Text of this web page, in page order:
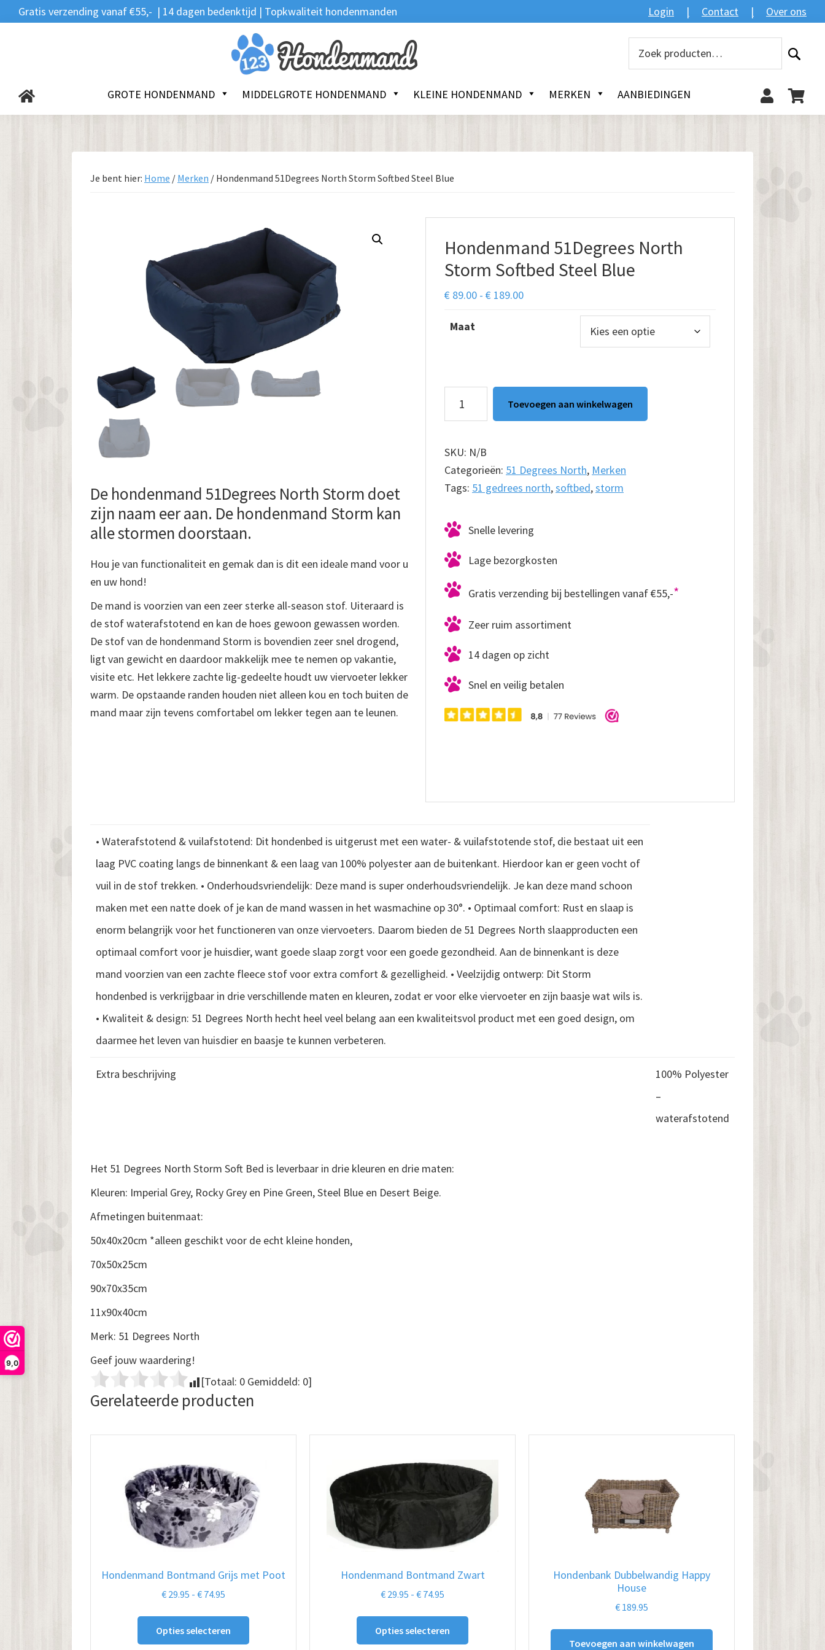
9,0
Spring
naar
Door
naar
Spring
naar
Gratis verzending vanaf €55,- | 14 dagen bedenktijd | Topkwaliteit hondenmanden Login Contact Over ons
Zoeken
GROTE HONDENMAND MIDDELGROTE HONDENMAND KLEINE HONDENMAND MERKEN AANBIEDINGEN
naar:
Je bent hier: Home / Merken / Hondenmand 51Degrees North Storm Softbed Steel Blue
Hondenmand 51Degrees North
Storm Softbed Steel Blue
€ 89.00 - € 189.00Prijsklasse:
Maat
51Degrees
Storm
Softbed
Steel
aantal
Toevoegen aan winkelwagen
SKU: N/B
Categorieën: 51 Degrees North, Merken
Tags: 51 gedrees north,softbed,storm
Snelle levering
Lage bezorgkosten
Gratis verzending bij bestellingen vanaf €55,-*
Zeer ruim assortiment
14 dagen op zicht
Snel en veilig betalen
De hondenmand 51Degrees North Storm doet
zijn naam eer aan. De hondenmand Storm kan
alle stormen doorstaan.
Hou je van functionaliteit en gemak dan is dit een ideale mand voor u
en uw hond!
De mand is voorzien van een zeer sterke all-season stof. Uiteraard is
de stof waterafstotend en kan de hoes gewoon gewassen worden.
De stof van de hondenmand Storm is bovendien zeer snel drogend,
ligt van gewicht en daardoor makkelijk mee te nemen op vakantie,
visite etc. Het lekkere zachte lig-gedeelte houdt uw viervoeter lekker
warm. De opstaande randen houden niet alleen kou en toch buiten de
mand maar zijn tevens comfortabel om lekker tegen aan te leunen.
• Waterafstotend & vuilafstotend: Dit hondenbed is uitgerust met een water- & vuilafstotende stof, die bestaat uit een
laag PVC coating langs de binnenkant & een laag van 100% polyester aan de buitenkant. Hierdoor kan er geen vocht of
vuil in de stof trekken. • Onderhoudsvriendelijk: Deze mand is super onderhoudsvriendelijk. Je kan deze mand schoon
maken met een natte doek of je kan de mand wassen in het wasmachine op 30°. • Optimaal comfort: Rust en slaap is
enorm belangrijk voor het functioneren van onze viervoeters. Daarom bieden de 51 Degrees North slaapproducten een
optimaal comfort voor je huisdier, want goede slaap zorgt voor een goede gezondheid. Aan de binnenkant is deze
mand voorzien van een zachte fleece stof voor extra comfort & gezelligheid. • Veelzijdig ontwerp: Dit Storm
hondenbed is verkrijgbaar in drie verschillende maten en kleuren, zodat er voor elke viervoeter en zijn baasje wat wils is.
• Kwaliteit & design: 51 Degrees North hecht heel veel belang aan een kwaliteitsvol product met een goed design, om
daarmee het leven van huisdier en baasje te kunnen verbeteren.
Extra beschrijving
100% Polyester
–
waterafstotend
Het 51 Degrees North Storm Soft Bed is leverbaar in drie kleuren en drie maten:
Kleuren: Imperial Grey, Rocky Grey en Pine Green, Steel Blue en Desert Beige.
Afmetingen buitenmaat:
50x40x20cm *alleen geschikt voor de echt kleine honden,
70x50x25cm
90x70x35cm
11x90x40cm
Merk: 51 Degrees North
Geef jouw waardering!
[Totaal: 0 Gemiddeld: 0]
Gerelateerde producten
Hondenmand Bontmand Grijs met Poot
€ 29.95 - € 74.95
€ 74.95
Opties selecteren
Dit
Hondenmand Bontmand Zwart
€ 29.95 - € 74.95
€ 74.95
Opties selecteren
Dit
Hondenbank Dubbelwandig Happy
House
€ 189.95
Toevoegen aan winkelwagen